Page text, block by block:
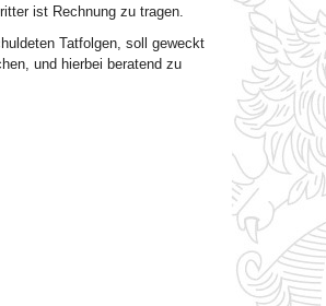
ist Rechnung zu tragen.
Tatfolgen, soll geweckt
und hierbei beratend zu